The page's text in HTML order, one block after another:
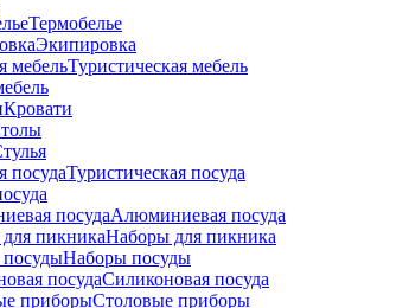
Термобелье
Экипировка
Туристическая мебель
Кровати
Туристическая посуда
Алюминиевая посуда
Наборы для пикника
Наборы посуды
Силиконовая посуда
Столовые приборы